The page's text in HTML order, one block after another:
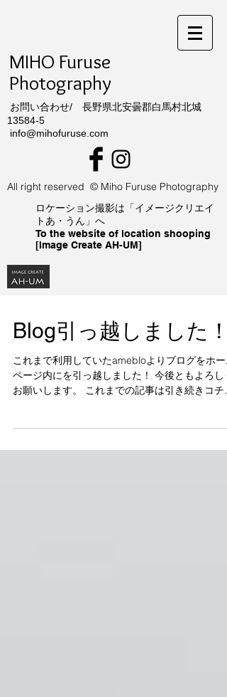
MIHO Furuse
Photography
ロケーション撮影は「イメージクリエイ
トあ・うん」へ
To the website of location shooping
[Image Create AH-UM]
All right reserved © Miho Furuse Photography
​ お問い合わせ/ 長野県北安曇郡白馬村北城
13584-5
info@mihofuruse.com
Blog引っ越しました！
これまで利用していたamebloよりブログをホー
ページ内にを引っ越しました！ 今後ともよろしく
お願いします。 これまでの記事は引き続きコチラ